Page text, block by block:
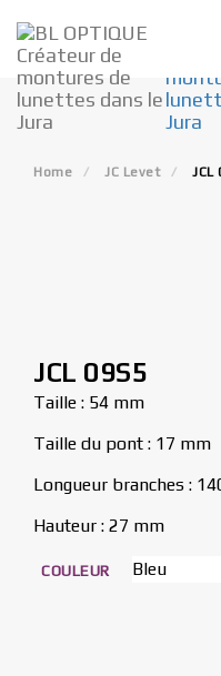
content
Home JC Levet JCL
JCL 09S5
Taille : 54 mm
Taille du pont : 17 mm
Longueur branches :
Hauteur : 27 mm
COULEUR